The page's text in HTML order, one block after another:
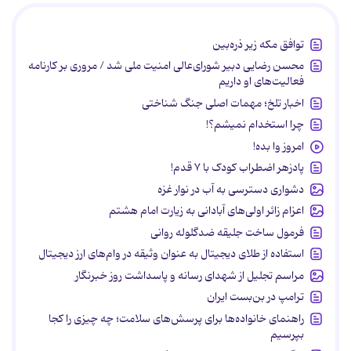
توافق مکه زیر ذره‌بین
محسن رضایی دبیر شورای‌عالی امنیت ملی شد / مروری بر کارنامه
فعالیت‌های او داریم
اخبار تلخ؛ مهمات اصلی جنگ شناختی
چرا استخدام نمیشم؟!
امروز وا بده!
پادزهر اضطراب کودک با ۷ قدم!
دشواری دسترسی به آب در نوار غزه
اعزام زائر اولی‌های آبادانی به زیارت امام هشتم
فرمول ساخت جلیقه ضدگلوله روانی
استفاده از طلای دیجیتال به عنوان وثیقه در وام‌های ارز دیجیتال
مراسم تجلیل از شهدای رسانه و پاسداشت روز خبرنگار
ترامپ در بن‌بست ایران
راهنمای خانواده‌ها برای پرسش‌های سلامت؛ چه چیزی را کجا
بپرسیم